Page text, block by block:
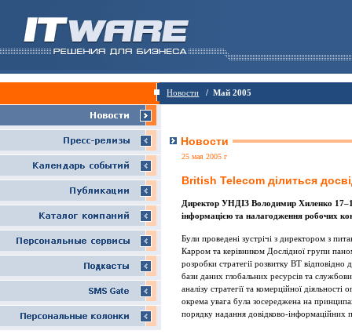
Новости / Май 2005
Новости
25 мая 2005 г
British Telecom ділиться
Директор УНДІЗ Володимир Хиленко
інформацією та налагодження робочих
Були проведені зустрічі з директором з
Карром та керівником Дослідної групи
розробки стратегії розвитку ВТ
бази даних глобальних ресурсів та
аналізу стратегії та комерційної діяльності
окрема увага була зосереджена на
порядку надання довідково-інформаційних